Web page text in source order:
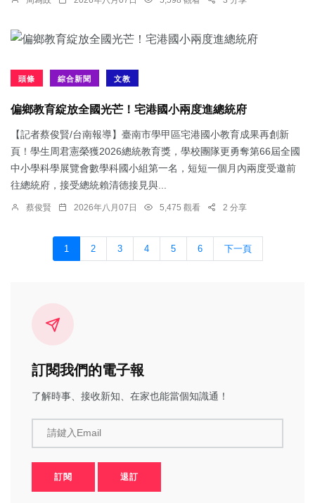
頭條 綜合新聞 文教
偏鄉教育綻放全國光芒！宅港國小兩度進總統府
【記者蔡俊賢/台南報導】臺南市學甲區宅港國小教育成果再創新
頁！學生周君憲榮獲2026總統教育獎，學校團隊更勇奪第66屆全國
中小學科學展覽會數學科國小組第一名，短短一個月內兩度受邀前
往總統府，接受總統賴清德接見與...
蔡俊賢 2026年八月07日 5,475 觀看 2 分享
1 2 3 4 5 6 下一頁
訂閱我們的電子報
了解時事、接收新知、在家也能當個知識通！
請鍵入Email
訂閱 退訂